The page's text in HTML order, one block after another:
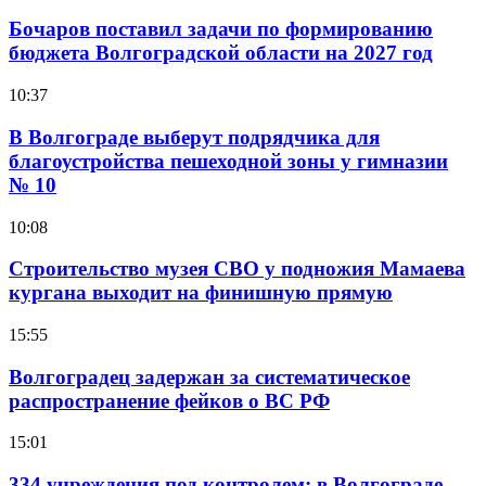
Бочаров поставил задачи по формированию
бюджета Волгоградской области на 2027 год
10:37
В Волгограде выберут подрядчика для
благоустройства пешеходной зоны у гимназии
№ 10
10:08
Строительство музея СВО у подножия Мамаева
кургана выходит на финишную прямую
15:55
Волгоградец задержан за систематическое
распространение фейков о ВС РФ
15:01